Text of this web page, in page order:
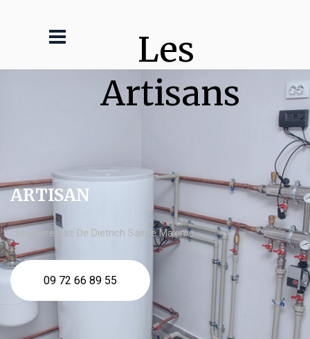
Les
Artisans
ARTISAN
chaudière gaz De Dietrich Sainte Maxime
09 72 66 89 55